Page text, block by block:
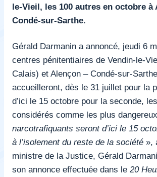
le-Vieil, les 100 autres en octobre à
Condé-sur-Sarthe.
Gérald Darmanin a annoncé, jeudi 6
centres pénitentiaires de Vendin-le-
Calais) et Alençon – Condé-sur-
accueilleront, dès le 31 juillet pour la
d’ici le 15 octobre pour la seconde,
considérés comme les plus
narcotrafiquants seront d’ici le 15
à l’isolement du reste de la société »,
ministre de la Justice, Gérald
son annonce effectuée dans le 20